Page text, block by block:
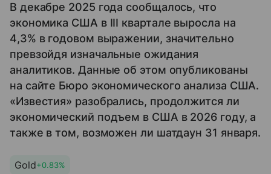
В декабре 2025 года сообщалось, что
экономика США в III квартале выросла на
4,3% в годовом выражении, значительно
превзойдя изначальные ожидания
аналитиков. Данные об этом опубликованы
на сайте Бюро экономического анализа США.
«Известия» разобрались, продолжится ли
экономический подъем в США в 2026 году, а
также в том, возможен ли шатдаун 31 января.
Gold+0.83%